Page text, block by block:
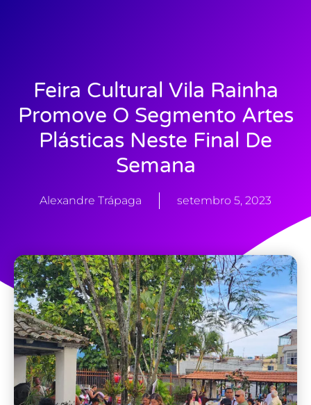
Feira Cultural Vila Rainha
Promove O Segmento Artes
Plásticas Neste Final De
Semana
Alexandre Trápaga setembro 5, 2023